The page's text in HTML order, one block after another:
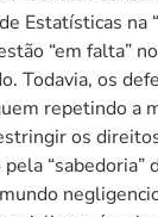
Estatísticas na
“em falta”
do
repetindo a
os
“sabedoria”